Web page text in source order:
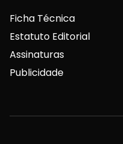
Ficha Técnica
Estatuto Editorial
Assinaturas
Publicidade